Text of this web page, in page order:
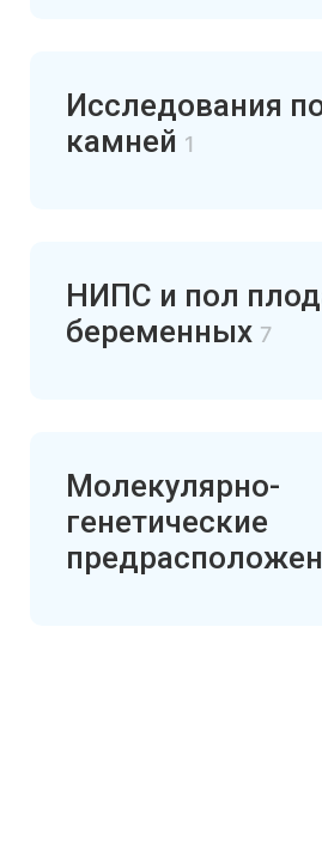
Исследования
камней 1
НИПС и пол
беременных 7
Молекулярно-
генетические